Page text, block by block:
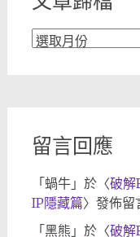
文
留言回應
「蝸牛」於〈破解
IP隱藏篇〉發佈留
「黑熊 」於〈破解